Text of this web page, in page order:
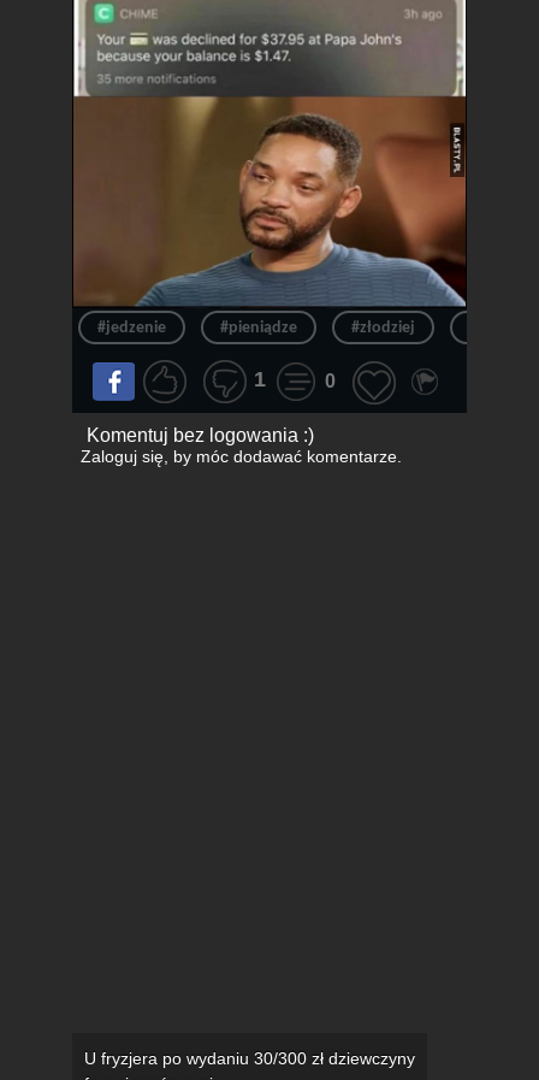
#jedzenie #pieniądze #złodziej
1 0
Komentuj bez logowania :)
Zaloguj się, by móc dodawać komentarze.
U fryzjera po wydaniu 30/300 zł dziewczyny